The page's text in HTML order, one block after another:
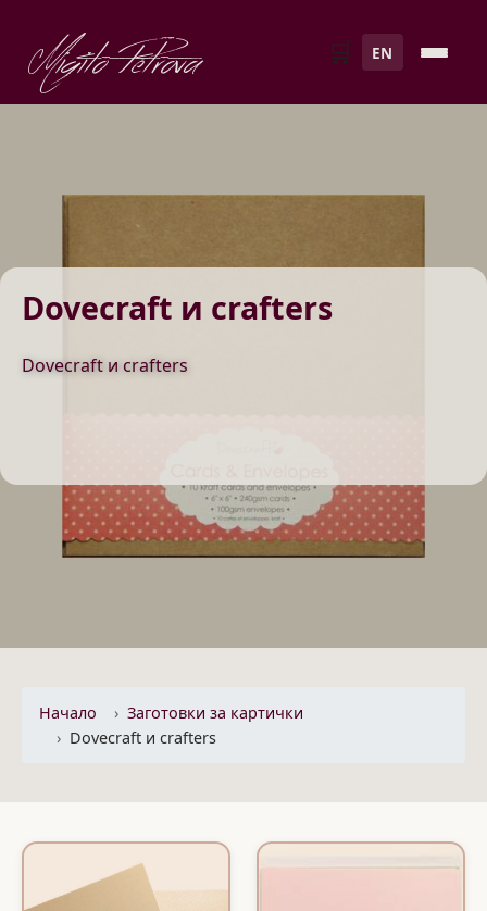
Migito Petrova 🛒 EN
Dovecraft и crafters
Dovecraft и crafters
Начало
Заготовки за картички
Dovecraft и crafters